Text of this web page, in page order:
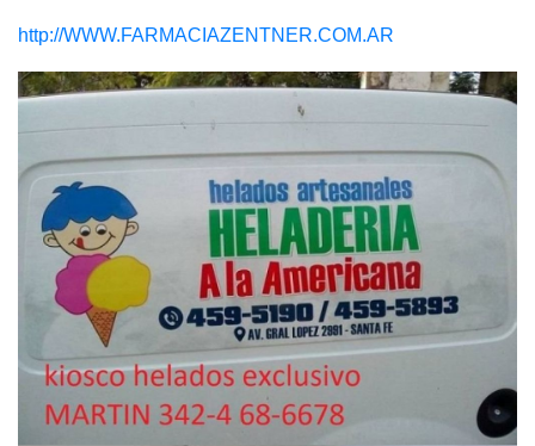
http://WWW.FARMACIAZENTNER.COM.AR